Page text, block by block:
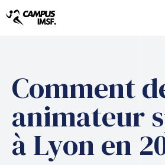
Aller
Comment
animateur
à Lyon en